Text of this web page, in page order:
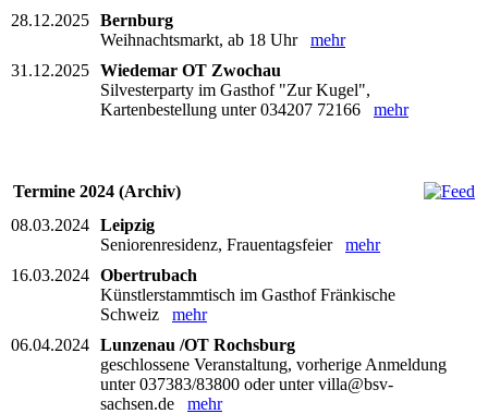
28.12.2025 Bernburg
Weihnachtsmarkt, ab 18 Uhr mehr
31.12.2025 Wiedemar OT Zwochau
Silvesterparty im Gasthof "Zur Kugel",
Kartenbestellung unter 034207 72166 mehr
Termine 2024 (Archiv)
08.03.2024 Leipzig
Seniorenresidenz, Frauentagsfeier mehr
16.03.2024 Obertrubach
Künstlerstammtisch im Gasthof Fränkische
Schweiz mehr
06.04.2024 Lunzenau /OT Rochsburg
geschlossene Veranstaltung, vorherige Anmeldung
unter 037383/83800 oder unter villa@bsv-
sachsen.de mehr